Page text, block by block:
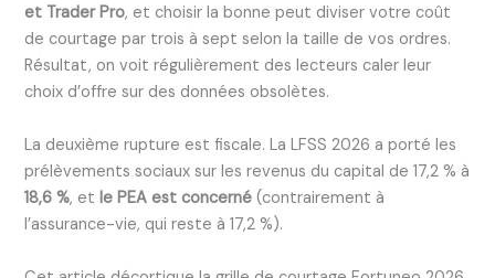
et Trader Pro, et choisir la bonne peut diviser votre coût
de courtage par trois à sept selon la taille de vos ordres.
Résultat, on voit régulièrement des lecteurs caler leur
choix d’offre sur des données obsolètes.
La deuxième rupture est fiscale. La LFSS 2026 a porté les
prélèvements sociaux sur les revenus du capital de 17,2 % à
18,6 %, etle PEA est concerné (contrairement à
l’assurance-vie, qui reste à 17,2 %).